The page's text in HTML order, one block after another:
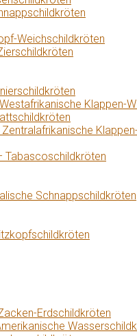
Weichschildkröten
Klappen-
Tabascoschildkröten
Schnappschildkröten
Erdschildkröten